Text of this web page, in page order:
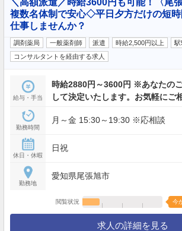
複数名体制で安心◇平日夕方だけの短
仕事しませんか？
調剤薬局 一般薬剤師 派遣 時給2,500円以上 駅
コンサルタントを経由する求人
給与・手当
時給2880円～3600円 ※あなたの
して決定いたします。お気軽にご
勤務時間
月～金 15:30～19:30 ※応相談
休日・休暇
日祝
勤務地
愛知県尾張旭市
閲覧状況 今
求人の詳細を見る